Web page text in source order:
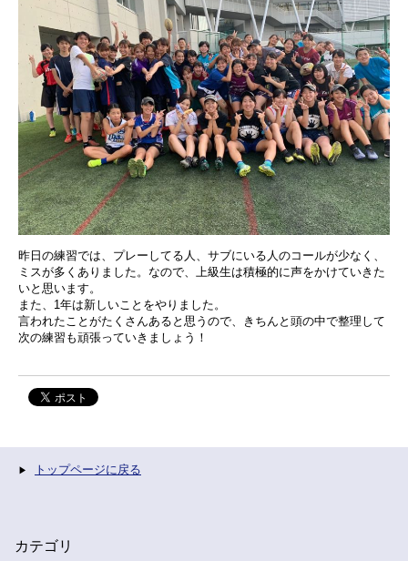
昨日の練習では、プレーしてる人、サブにいる人のコールが少なく、
ミスが多くありました。なので、上級生は積極的に声をかけていきた
いと思います。
また、1年は新しいことをやりました。
言われたことがたくさんあると思うので、きちんと頭の中で整理して
次の練習も頑張っていきましょう！
トップページに戻る
カテゴリ